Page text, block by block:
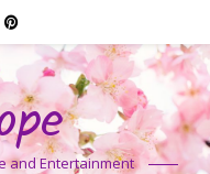
and Entertainment